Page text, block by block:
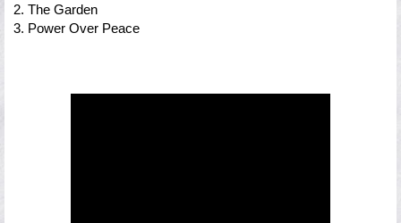
2. The Garden
3. Power Over Peace